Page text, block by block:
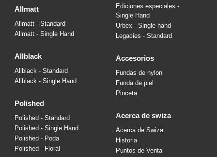
allmatt
Allmatt - Standard
Allmatt - Single Hand
allblack
Allblack - Standard
Allblack - Single Hand
polished
Polished - Standard
Polished - Single Hand
Polished - Poda
Polished - Floral
Ediciones especiales -
Single Hand
Urbex - Single hand
Legacies - Standard
accesorios
Fundas de nylon
Funda de piel
Pinceta
acerca de swiza
Acerca de Swiza
Historia
Puntos de Venta